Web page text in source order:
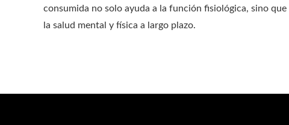
consumida no solo ayuda a la función fisiológica, sino
la salud mental y física a largo plazo.